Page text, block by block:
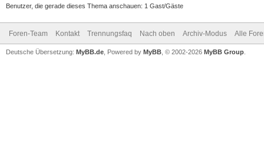
Benutzer, die gerade dieses Thema anschauen: 1 Gast/Gäste
Foren-Team Kontakt Trennungsfaq Nach oben Archiv-Modus Alle
Deutsche Übersetzung: MyBB.de , Powered by MyBB , © 2002-2026 MyBB Group